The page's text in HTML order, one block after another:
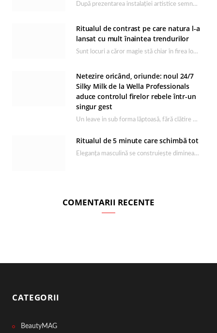
După prezentarea instalației artistice semnată de Catrinel Săbăciag în cadrul evenimentului de lansare HONOR Magic…
Ritualul de contrast pe care natura l-a
lansat cu mult înaintea trendurilor
Sunt locuri a căror magie stă chiar în firea lor naturală, iar Lacul Ursu din…
Netezire oricând, oriunde: noul 24/7
Silky Milk de la Wella Professionals
aduce controlul firelor rebele într-un
singur gest
Un leave in sub forma lăptoasă, fără clătire care completează rutina Ultimate Smooth și transformă…
Ritualul de 5 minute care schimbă tot
Eleganța masculină se construiește dimineața, în câteva minute și cu produsele potrivite. O rutină de…
COMENTARII RECENTE
CATEGORII
BeautyMAG